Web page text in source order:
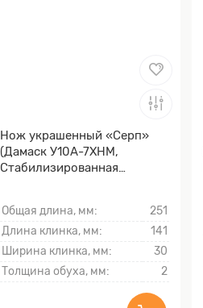
Нож украшенный «Серп»
(Дамаск У10А-7ХНМ,
Стабилизированная
тыльника)
Общая длина, мм:
251
Длина клинка, мм:
141
Ширина клинка, мм:
30
Толщина обуха, мм:
2